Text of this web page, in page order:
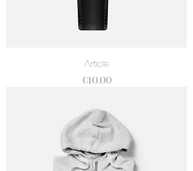
Article
價格
€10.00